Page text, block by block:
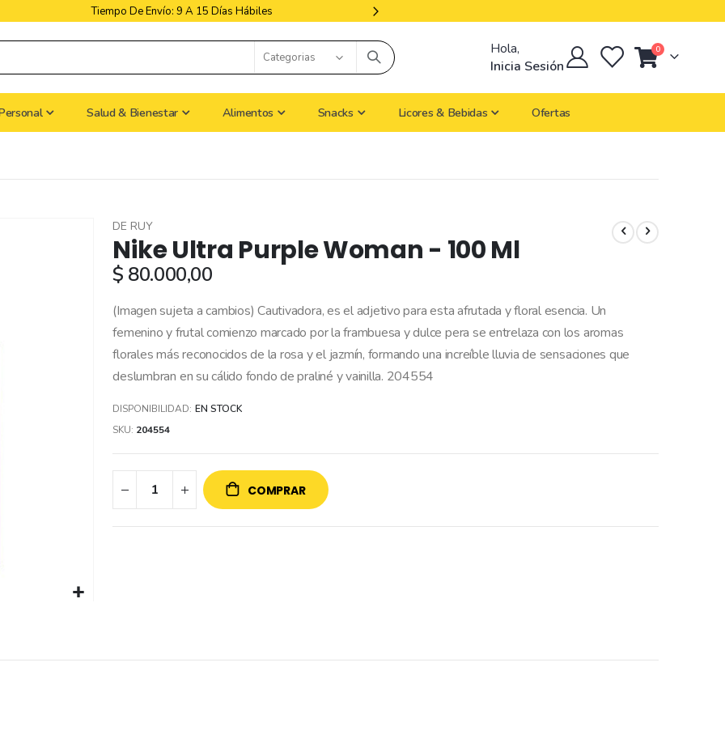
Libres De Iva
Hola,
Inicia Sesión
Cart
0artículos
Salud & Bienestar Alimentos Snacks Licores & Bebidas Ofertas
Nike Ultra Purple Woman - 100 Ml
DE RUY
$ 80.000,00
(Imagen sujeta a cambios) Cautivadora, es el adjetivo para esta afrutada y floral esencia. Un
femenino y frutal comienzo marcado por la frambuesa y dulce pera se entrelaza con los aromas
florales más reconocidos de la rosa y el jazmín, formando una increíble lluvia de sensaciones que
deslumbran en su cálido fondo de praliné y vainilla. 204554
DISPONIBILIDAD: EN STOCK
SKU 204554
COMPRAR